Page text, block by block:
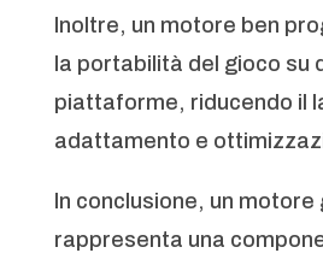
Inoltre, un motore ben
la portabilità del gioco su
piattaforme, riducendo il
adattamento e
In conclusione, un motore
rappresenta una